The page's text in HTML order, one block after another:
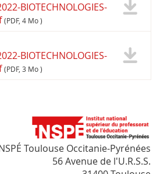
BIOTECHNOLOGIES-
(PDF, 4 Mo )
BIOTECHNOLOGIES-
(PDF, 3 Mo )
Toulouse Occitanie-Pyrénées
56 Avenue de l'U.R.S.S.